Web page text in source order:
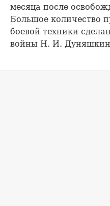
месяца после
Большое количество
боевой техники
войны Н. И.